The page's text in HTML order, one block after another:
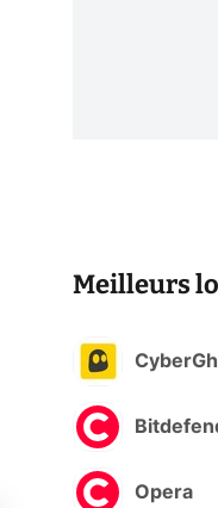
Meilleurs
Opera